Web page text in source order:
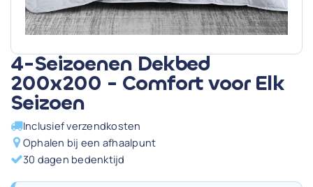
4-Seizoenen Dekbed
200x200 - Comfort voor Elk
Seizoen
Inclusief verzendkosten
Ophalen bij een afhaalpunt
30 dagen bedenktijd